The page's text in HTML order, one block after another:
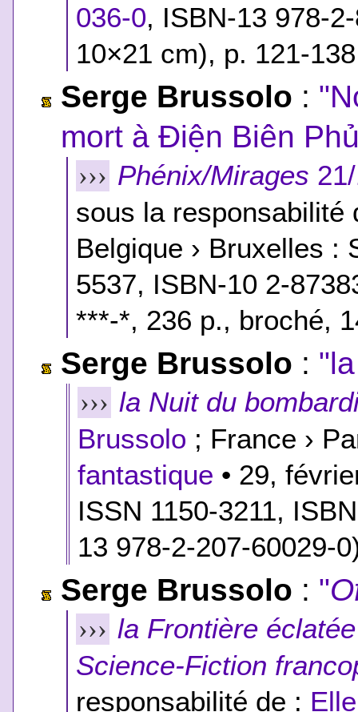
036-0, ISBN-13 978-
10×21 cm), p. 121-
Serge Brussolo :
mort à Điện Biên
››› Phénix/Mirages
sous la
Belgique › Bruxelles :
5537, ISBN-10 2-
***-*, 236 p., broché,
Serge Brussolo :
››› la Nuit du
Brussolo ; France ›
fantastique • 29,
ISSN 1150-3211,
13 978-2-207-60029-0
Serge Brussolo : "
››› la Frontière éclatée
Science-Fiction
responsabilité de :